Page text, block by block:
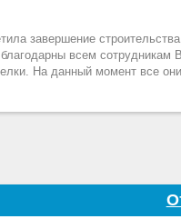
завершение
всем
На данный момент все